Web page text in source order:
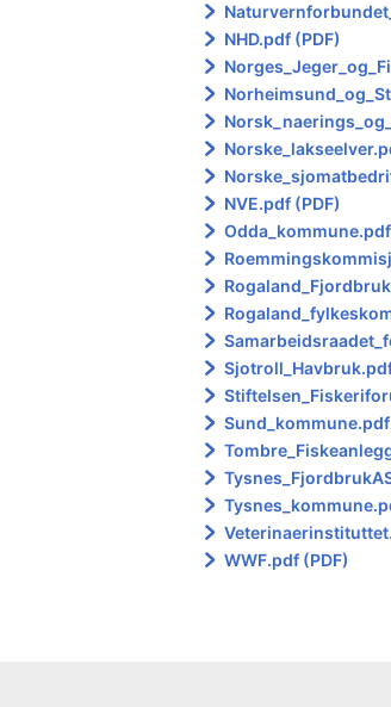
NHD.pdf (PDF)
NVE.pdf (PDF)
Odda_kommune.pdf
Sund_kommune.pdf
WWF.pdf (PDF)